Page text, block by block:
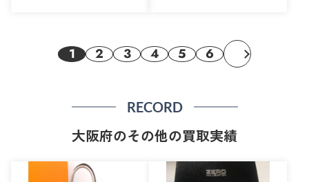
1 2 3 4 5 6
RECORD
大阪府のその他の買取実績